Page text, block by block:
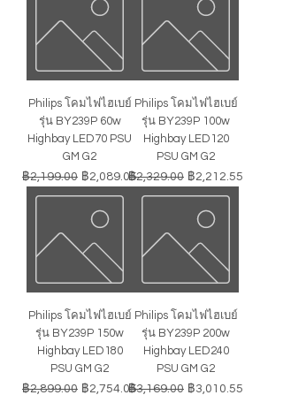
Philips โคมไฟไฮเบย์
รุ่น BY239P 60w
Highbay LED70 PSU
GM G2
ราคาปกติ
฿2,199.00 ราคาขายลด
฿2,089.05
Philips โคมไฟไฮเบย์
รุ่น BY239P 100w
Highbay LED120
PSU GM G2
ราคาปกติ
฿2,329.00 ราคาขายลด
฿2,212.55
Philips โคมไฟไฮเบย์
รุ่น BY239P 150w
Highbay LED180
PSU GM G2
ราคาปกติ
฿2,899.00 ราคาขายลด
฿2,754.05
Philips โคมไฟไฮเบย์
รุ่น BY239P 200w
Highbay LED240
PSU GM G2
ราคาปกติ
฿3,169.00 ราคาขายลด
฿3,010.55